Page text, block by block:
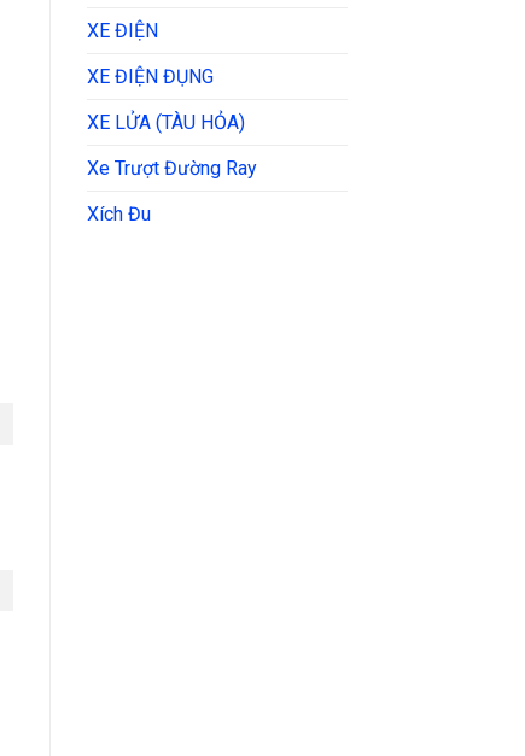
XE ĐIỆN
XE ĐIỆN ĐỤNG
XE LỬA (TÀU HỎA)
Xe Trượt Đường Ray
Xích Đu